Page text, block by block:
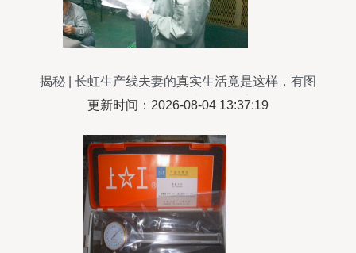
揭秘 | 长虹生产线夫妻的真实生活竟是这样，有图
有真相！仪器仪表修理纪实
更新时间：2026-08-04 13:37:19